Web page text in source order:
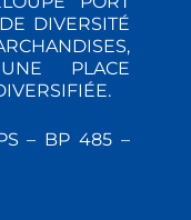
DIVERSITÉ
PLACE
– BP 485 –